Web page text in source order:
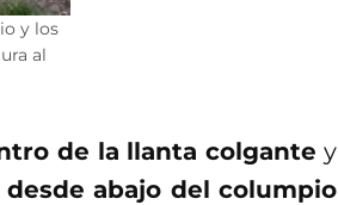
y los
al
de la llanta colgante y
abajo del columpio